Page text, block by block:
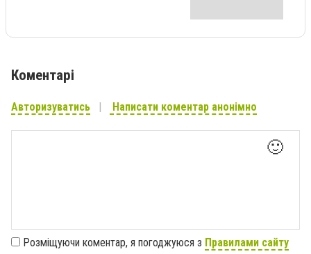
Коментарі
Авторизуватись Написати коментар анонімно
🙂
Розміщуючи коментар, я погоджуюся з Правилами сайту